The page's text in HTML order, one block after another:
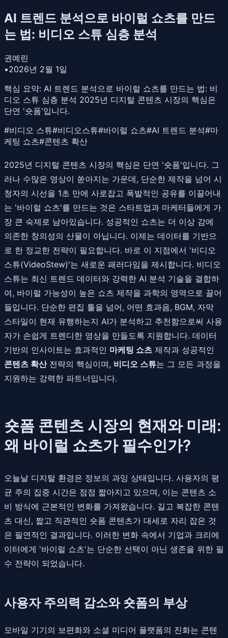
AI 트렌드 분석으로 바이럴 쇼츠를 만드
는 법: 비디오 스튜 심층 분석
권예린
•2026년 2월 1일
핵심 요약: AI 트렌드 분석으로 바이럴 쇼츠를 만드는 법: 비
디오 스튜 심층 분석 2025년 디지털 콘텐츠 시장의 핵심은
단연 '숏폼'입니다.
#비디오 스튜#비디오스튜#바이럴 쇼츠#AI 트렌드 분석#마
케팅 쇼츠#콘텐츠 확산
2025년 디지털 콘텐츠 시장의 핵심은 단연 '숏폼'입니다. 그
러나 수많은 영상이 쏟아지는 가운데, 단순한 제작을 넘어 시
청자의 시선을 1초 만에 사로잡고 폭발적인 공유를 이끌어내
는 '바이럴 쇼츠'를 만드는 것은 스타트업과 마케터들에게 가
장 큰 숙제로 남아있습니다. 성공적인 쇼츠는 더 이상 감에
의존한 창의성의 산물이 아닙니다. 이제는 데이터를 기반으
로 한 정교한 전략이 필요합니다. 바로 이 지점에서 '비디오
스튜(VideoStew)'는 새로운 패러다임을 제시합니다. 비디오
스튜는 최신 트렌드 데이터와 강력한 AI 분석 기술을 결합하
여, 바이럴 가능성이 높은 쇼츠 제작을 과학의 영역으로 끌어
들입니다. 단순한 편집 툴을 넘어, 어떤 효과음, BGM, 자막
스타일이 현재 유행하는지 AI가 분석하고 추천함으로써 사용
자가 손쉽게 트렌디한 영상을 만들도록 지원합니다. 데이터
기반의 인사이트는 효과적인 마케팅 쇼츠 제작과 성공적인
콘텐츠 확산전략의 핵심이며, 비디오 스튜는 그 모든 과정을
지원하는 강력한 파트너입니다.
숏폼 콘텐츠 시장의 현재와 미래:
왜 바이럴 쇼츠가 필수인가?
오늘날 디지털 환경은 정보의 과잉 상태입니다. 사용자의 평
균 주의 집중 시간은 점점 짧아지고 있으며, 이는 콘텐츠 소
비 방식에 근본적인 변화를 가져왔습니다. 길고 복잡한 콘텐
츠 대신, 짧고 직관적인 숏폼 콘텐츠가 대세로 자리 잡은 것
은 필연적인 결과입니다. 이러한 변화 속에서 기업과 크리에
이터에게 '바이럴 쇼츠'는 단순한 선택이 아닌 생존을 위한 필
수 전략이 되었습니다.
사용자 주의력 감소와 숏폼의 부상
모바일 기기의 보편화와 소셜 미디어 플랫폼의 진화는 콘텐